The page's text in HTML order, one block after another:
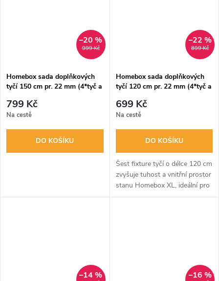
999 Kč
–20 %
Homebox sada doplňkových
tyčí 150 cm pr. 22 mm (4*tyč a
799 Kč
Na cestě
DO KOŠÍKU
899 Kč
–22 %
Homebox sada doplňkových
tyčí 120 cm pr. 22 mm (4*tyč a
699 Kč
Na cestě
DO KOŠÍKU
Šest fixture tyčí o délce 120 cm
zvyšuje tuhost a vnitřní prostor
stanu Homebox XL, ideální pro
pěstování v teplých a vlhkých
–14 % –16 %